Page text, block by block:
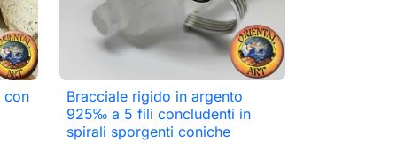
con
 Anteprima
Bracciale rigido in argento
925‰ a 5 fili concludenti in
spirali sporgenti coniche